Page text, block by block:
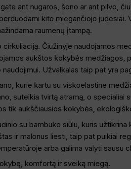
ant nugaros, šono ar ant pilvo,
kito miegančiojo
raumenų įtampą.
Čiužinyje naudojamos
aukštos kokybės medžiagos,
Užvalkalas taip pat yra
kurie kartu su viskoelastine
suteikia tvirtą atramą, o specialiai
tik aukščiausios kokybės,
su bambuko siūlu, kuris
ir malonus liesti, taip pat puikiai
arba galima valyti sausu
komfortą ir sveiką miegą.